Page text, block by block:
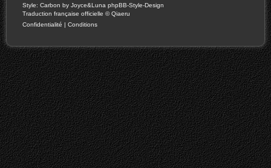
Style: Carbon by Joyce&Luna phpBB-Style-Design
Traduction française officielle ©Qiaeru
Confidentialité | Conditions